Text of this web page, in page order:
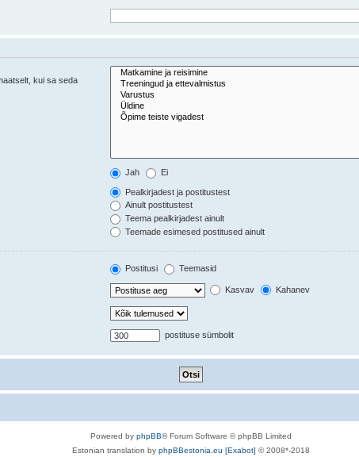
kui sa seda
Jah Ei
Pealkirjadest ja postitustest
Ainult postitustest
Teema pealkirjadest ainult
Teemade esimesed postitused ainult
Postitusi Teemasid
Kasvav Kahanev
postituse sümbolit
Powered by phpBB® Forum Software © phpBB Limited
Estonian translation by phpBBestonia.eu [Exabot] © 2008*-2018